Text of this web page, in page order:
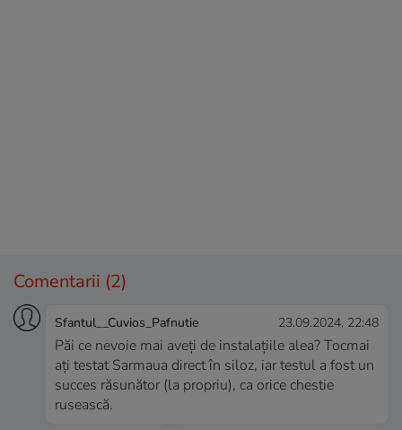
Comentarii (2)
Sfantul__Cuvios_Pafnutie 23.09.2024, 22:48
Păi ce nevoie mai aveți de instalațiile alea? Tocmai
ați testat Sarmaua direct în siloz, iar testul a fost un
succes răsunător (la propriu), ca orice chestie
rusească.